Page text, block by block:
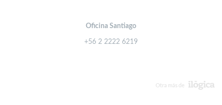
Oficina Santiago
+56 2 2222 6219